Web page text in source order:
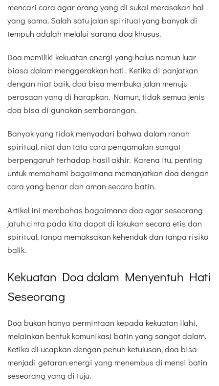
mencari cara agar orang yang di sukai merasakan hal
yang sama. Salah satu jalan spiritual yang banyak di
tempuh adalah melalui sarana doa khusus.
Doa memiliki kekuatan energi yang halus namun luar
biasa dalam menggerakkan hati. Ketika di panjatkan
dengan niat baik, doa bisa membuka jalan menuju
perasaan yang di harapkan. Namun, tidak semua jenis
doa bisa di gunakan sembarangan.
Banyak yang tidak menyadari bahwa dalam ranah
spiritual, niat dan tata cara pengamalan sangat
berpengaruh terhadap hasil akhir. Karena itu, penting
untuk memahami bagaimana memanjatkan doa dengan
cara yang benar dan aman secara batin.
Artikel ini membahas bagaimana doa agar seseorang
jatuh cinta pada kita dapat di lakukan secara etis dan
spiritual, tanpa memaksakan kehendak dan tanpa risiko
balik.
Kekuatan Doa dalam Menyentuh Hati
Seseorang
Doa bukan hanya permintaan kepada kekuatan ilahi,
melainkan bentuk komunikasi batin yang sangat dalam.
Ketika di ucapkan dengan penuh ketulusan, doa bisa
menjadi getaran energi yang menembus di mensi batin
seseorang yang di tuju.